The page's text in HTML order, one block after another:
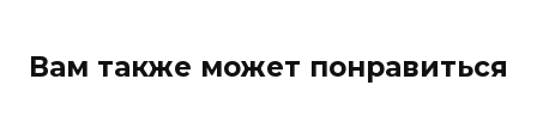
Вам также может понравиться